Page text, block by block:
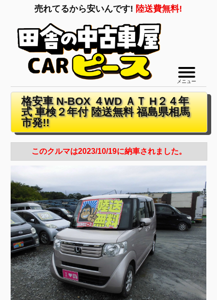
売れてるから安いんです! 陸送費無料!
メニュー
格安車 N-BOX ４WD ＡＴ H２４年
式 車検２年付 陸送無料 福島県相馬
市発!!
このクルマは2023/10/19に納車されました。